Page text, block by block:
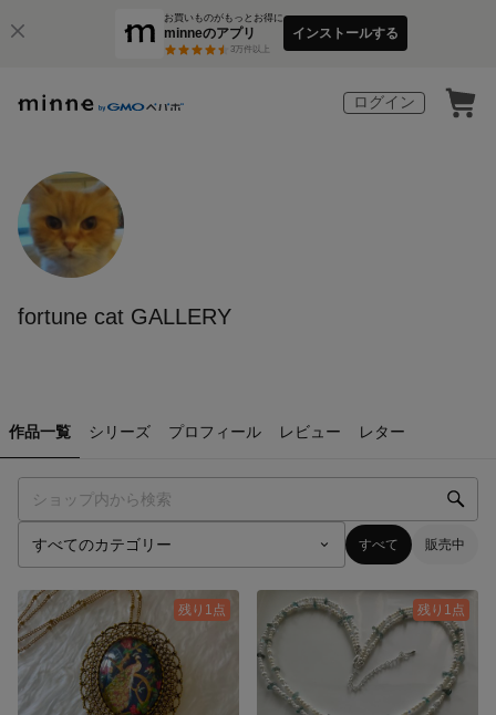
お買いものがもっとお得に
minneのアプリ
3万件以上
インストールする
ログイン
fortune cat GALLERY
作品一覧 シリーズ プロフィール レビュー レター
すべて 販売中
残り1点 残り1点